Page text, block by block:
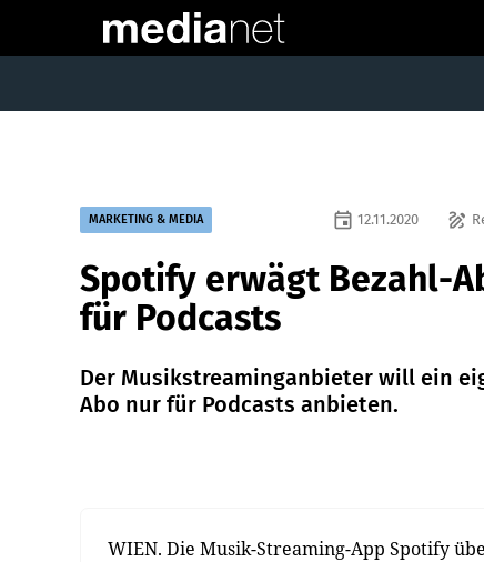
MARKETING & MEDIA draw
event 12.11.2020
Spotify erwägt Bezahl-
für Podcasts
Der Musikstreaminganbieter will ein
Abo nur für Podcasts anbieten.
WIEN. Die Musik-Streaming-App Spotify